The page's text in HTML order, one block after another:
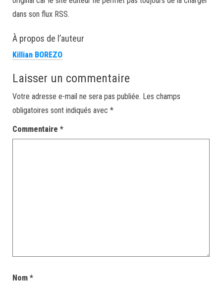
dans son flux RSS.
À propos de l’auteur
Killian BOREZO
Laisser un commentaire
Votre adresse e-mail ne sera pas publiée. Les champs
obligatoires sont indiqués avec *
Commentaire *
Nom *